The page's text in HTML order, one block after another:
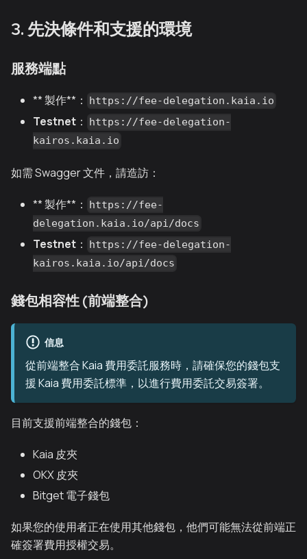
3. 先決條件和支援的環境
服務端點
** 製作**： https://fee-delegation.kaia.io
Testnet ：
https://fee-delegation-
kairos.kaia.io
如需 Swagger 文件，請造訪：
** 製作**：
https://fee-
delegation.kaia.io/api/docs
Testnet ：
https://fee-delegation-
kairos.kaia.io/api/docs
錢包相容性 (前端整合)
信息
從前端整合 Kaia 費用委託服務時，請確保您的錢包支
援 Kaia 費用委託標準，以進行費用委託交易簽署。
目前支援前端整合的錢包：
Kaia 皮夾
OKX 皮夾
Bitget 電子錢包
如果您的使用者正在使用其他錢包，他們可能無法從前端正
確簽署費用授權交易。